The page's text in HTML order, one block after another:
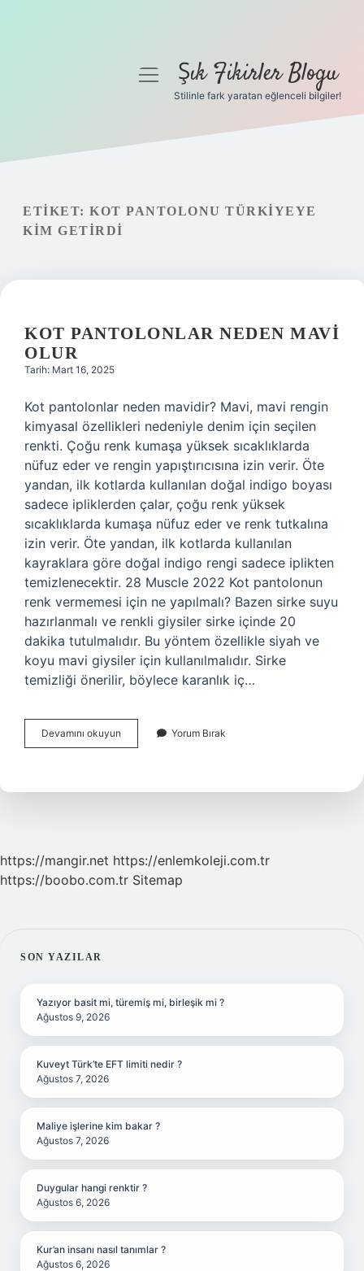
Gizlilik Politikası
Hakkımızda
menüyüŞık Fikirler Blogu
Stilinle fark yaratan eğlenceli bilgiler!
ETIKET: KOT PANTOLONU TÜRKIYEYE
KIM GETIRDI
KOT PANTOLONLAR NEDEN MAVI
OLUR
Tarih: Mart 16, 2025
Kot pantolonlar neden mavidir? Mavi, mavi rengin
kimyasal özellikleri nedeniyle denim için seçilen
renkti. Çoğu renk kumaşa yüksek sıcaklıklarda
nüfuz eder ve rengin yapıştırıcısına izin verir. Öte
yandan, ilk kotlarda kullanılan doğal indigo boyası
sadece ipliklerden çalar, çoğu renk yüksek
sıcaklıklarda kumaşa nüfuz eder ve renk tutkalına
izin verir. Öte yandan, ilk kotlarda kullanılan
kayraklara göre doğal indigo rengi sadece iplikten
temizlenecektir. 28 Muscle 2022 Kot pantolonun
renk vermemesi için ne yapılmalı? Bazen sirke suyu
hazırlanmalı ve renkli giysiler sirke içinde 20
dakika tutulmalıdır. Bu yöntem özellikle siyah ve
koyu mavi giysiler için kullanılmalıdır. Sirke
temizliği önerilir, böylece karanlık iç…
Devamını okuyun
Pantolonlar
Olur
Yorum Bırak
https://mangir.net https://enlemkoleji.com.tr
https://boobo.com.tr Sitemap
SIDEBAR
SON YAZILAR
Yazıyor basit mi, türemiş mi, birleşik mi ?
Ağustos 9, 2026
Kuveyt Türk’te EFT limiti nedir ?
Ağustos 7, 2026
Maliye işlerine kim bakar ?
Ağustos 7, 2026
Duygular hangi renktir ?
Ağustos 6, 2026
Kur’an insanı nasıl tanımlar ?
Ağustos 6, 2026